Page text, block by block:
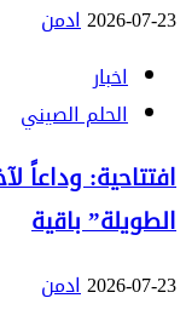
2026-07-23ادمن
اخبار
الحلم الصيني
افتتاحية: وداعاً
الطويلة” باقية
2026-07-23ادمن